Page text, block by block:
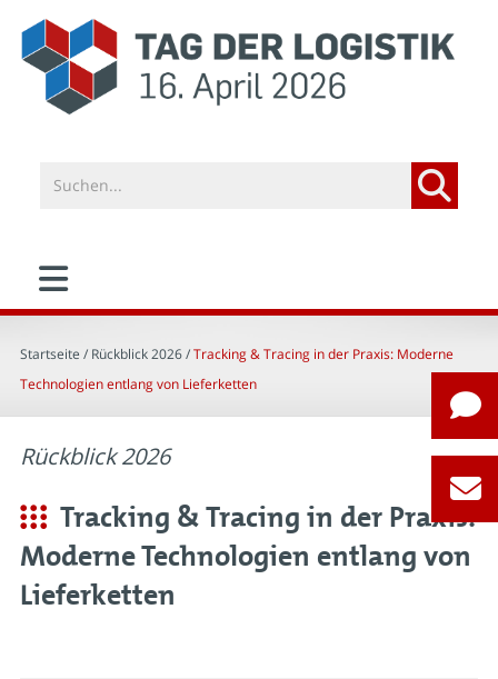
Startseite / Rückblick 2026 /Tracking & Tracing in der Praxis: Moderne
Technologien entlang von Lieferketten
Rückblick 2026
Tracking & Tracing in der Praxis:
Moderne Technologien entlang von
Lieferketten